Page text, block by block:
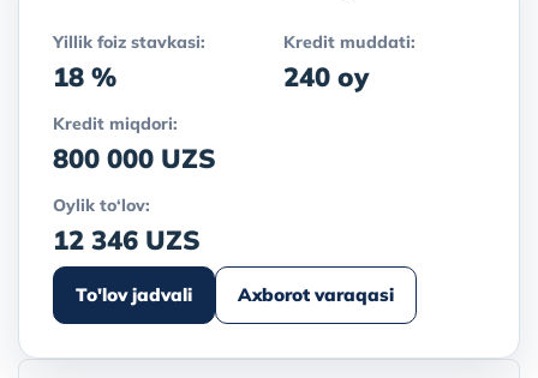
Yillik foiz stavkasi:
18 %
Kredit muddati:
240 oy
Kredit miqdori:
800 000 UZS
Oylik to‘lov:
12 346 UZS
To'lov jadvali Axborot varaqasi